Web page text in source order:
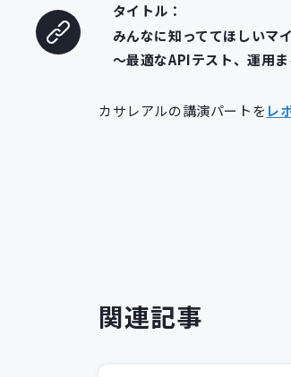
タイトル：
みんなに知っててほしいマ
～最適なAPIテスト、運用
カサレアルの講演パートを レ
関連記事